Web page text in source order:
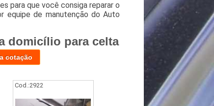
para que você consiga reparar o
equipe de manutenção do Auto
domicílio para celta
cotação
Cod.:2922